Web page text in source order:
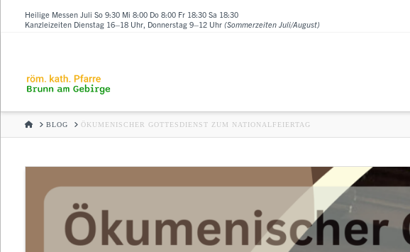
Heilige Messen Juli So 9:30 Mi 8:00 Do 8:00 Fr 18:30 Sa 18:30
Kanzleizeiten Dienstag 16–18 Uhr, Donnerstag 9–12 Uhr (Sommerzeiten Juli/August)
HOMEBLOG ÖKUMENISCHER GOTTESDIENST ZUM NATIONALFEIERTAG